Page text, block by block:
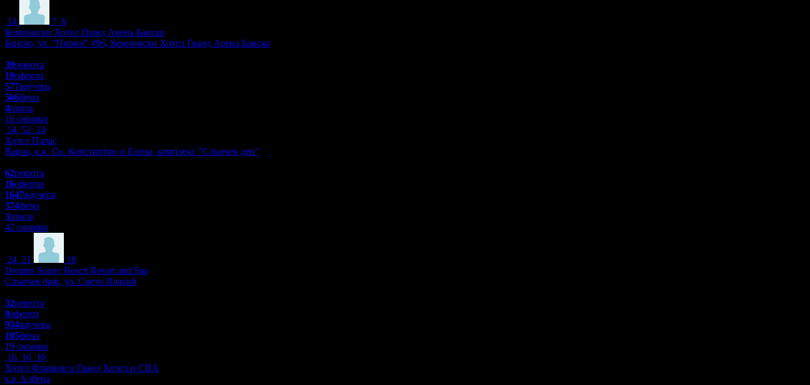
14 7 6
Кемпински Хотел Гранд Арена Банско
Банско, ул. "Пирин" #96, Кемпински Хотел Гранд Арена Банско
39ревюта
19оферти
577ваучера
566фена
4приза
16 снимки
54 52 24
Хотел Палас
Варна, к.к. Св. Константин и Елена, комплекс "Слънчев ден"
62ревюта
16оферти
1647ваучера
374фена
3приза
42 снимки
24 21
18
Dreams Sunny Beach Resort and Spa
Слънчев бряг, ул. Свети Власий
32ревюта
8оферти
934ваучера
105фена
19 снимки
16 16 10
Хотел Фламинго Гранд Хотел и СПА
к.к Албена